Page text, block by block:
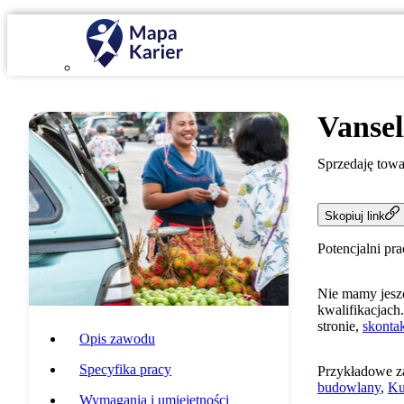
Opis zawodu
Specyfika pracy
Wymagania i umiejętności
Sprzedaję
Skopiuj link
Potencjalni
Nie mamy
kwalifikacjach.
stronie,
Przykładowe
budowlany,